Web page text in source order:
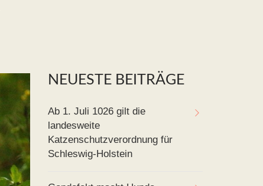
NEUESTE BEITRÄGE
Ab 1. Juli 1026 gilt die
landesweite
Katzenschutzverordnung für
Schleswig-Holstein